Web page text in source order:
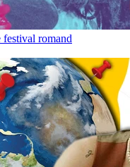
festival romand